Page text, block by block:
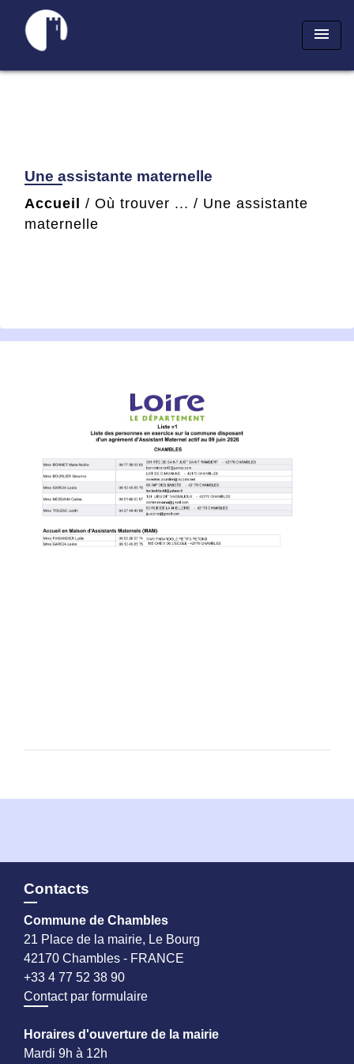
menu
Une assistante maternelle
Accueil / Où trouver ... / Une assistante
maternelle
Contacts
Commune de Chambles
21 Place de la mairie, Le Bourg
42170 Chambles - FRANCE
+33 4 77 52 38 90
Contact par formulaire
Horaires d'ouverture de la mairie
Mardi 9h à 12h